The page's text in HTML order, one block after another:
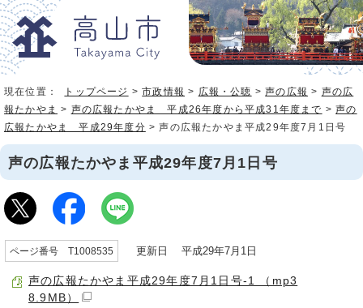
現在位置： トップページ >市政情報 > 広報・公聴 >声の広報 > 声の広
報たかやま > 声の広報たかやま 平成26年度から平成31年度まで >声の
広報たかやま 平成29年度分 > 声の広報たかやま平成29年度7月1日号
声の広報たかやま平成29年度7月1日号
ページ番号 T1008535 更新日 平成29年7月1日
声の広報たかやま平成29年度7月1日号-1 （mp3
8.9MB）